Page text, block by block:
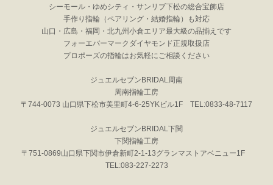
シーモール・ゆめシティ・サンリブ下松の総合宝飾店
手作り指輪（ペアリング・結婚指輪）も対応
山口・広島・福岡・北九州小倉エリア最大級の品揃えです
フォーエバーマークダイヤモンド正規取扱店
プロポーズの指輪はお気軽にご相談ください
ジュエルセブンBRIDAL周南
周南指輪工房
〒744-0073 山口県下松市美里町4-6-25YKビル1F TEL:0833-48-7117
ジュエルセブンBRIDAL下関
下関指輪工房
〒751-0869山口県下関市伊倉新町2-1-13グランマストアベニュー1F
TEL:083-227-2273